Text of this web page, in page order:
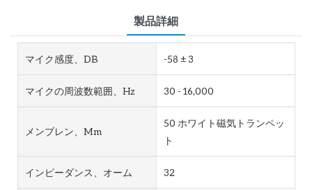
製品詳細
マイク感度、dB -58 ± 3
マイクの周波数範囲、Hz 30 - 16,000
メンブレン、mm
50 ホワイト磁気トランペッ
ト
インピーダンス、オーム 32